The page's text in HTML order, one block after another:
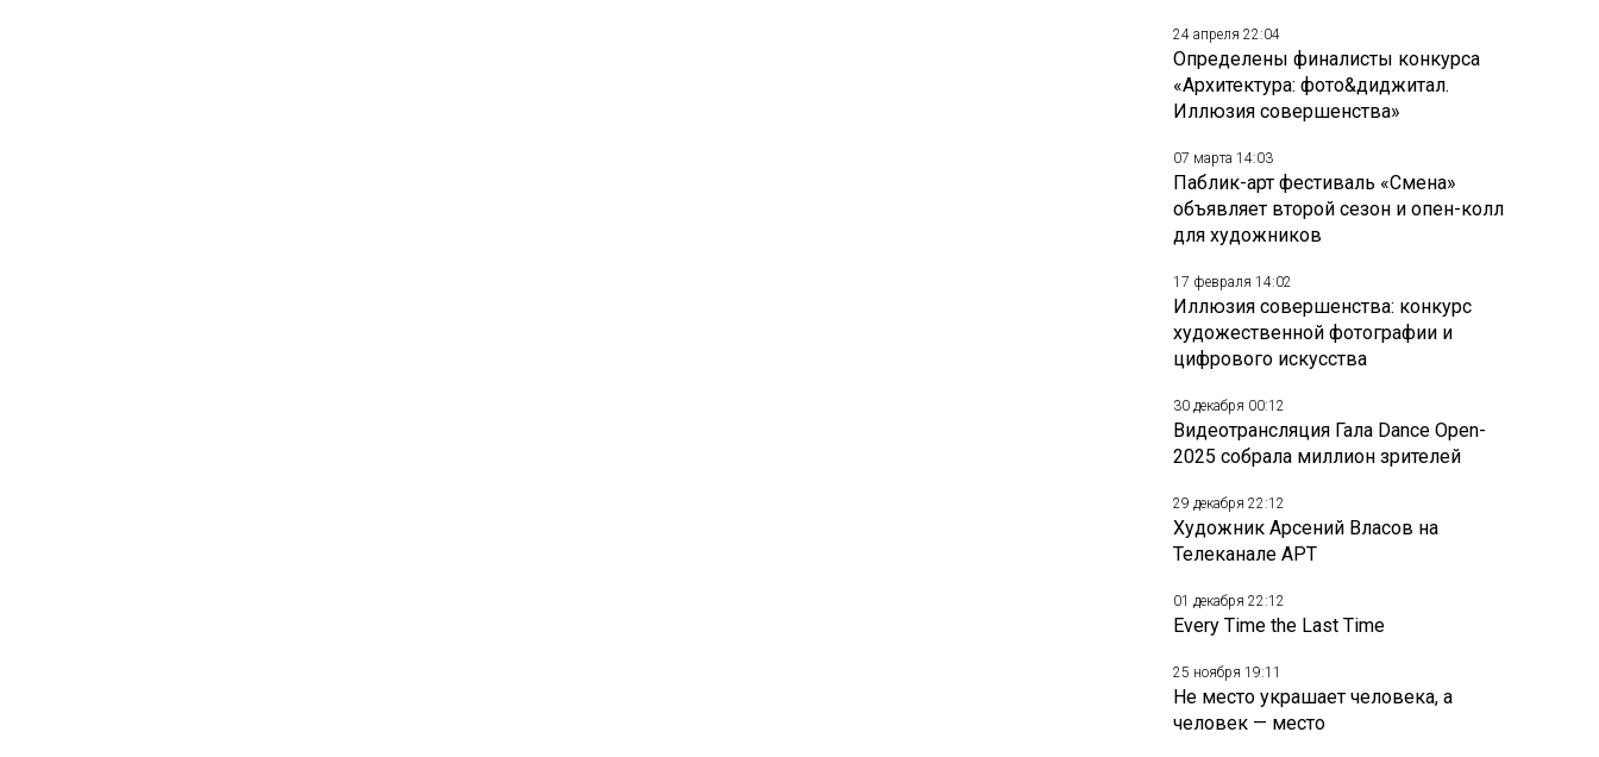
24 апреля 22:04
Определены финалисты конкурса
«Архитектура: фото&диджитал.
Иллюзия совершенства»
07 марта 14:03
Паблик-арт фестиваль «Смена»
объявляет второй сезон и опен-колл
для художников
17 февраля 14:02
Иллюзия совершенства: конкурс
художественной фотографии и
цифрового искусства
30 декабря 00:12
Видеотрансляция Гала Dance Open-
2025 собрала миллион зрителей
29 декабря 22:12
Художник Арсений Власов на
Телеканале АРТ
01 декабря 22:12
Every Time the Last Time
25 ноября 19:11
Не место украшает человека, а
человек — место